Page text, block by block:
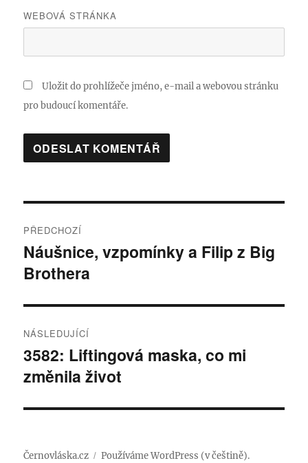
WEBOVÁ STRÁNKA
Uložit do prohlížeče jméno, e-mail a webovou stránku
pro budoucí komentáře.
pro
příspěvek
PŘEDCHOZÍ
Předchozí
příspěvek:
Náušnice, vzpomínky a Filip z Big
Brothera
NÁSLEDUJÍCÍ
Následující
příspěvek:
3582: Liftingová maska, co mi
změnila život
Černovláska.cz Používáme WordPress (v češtině).